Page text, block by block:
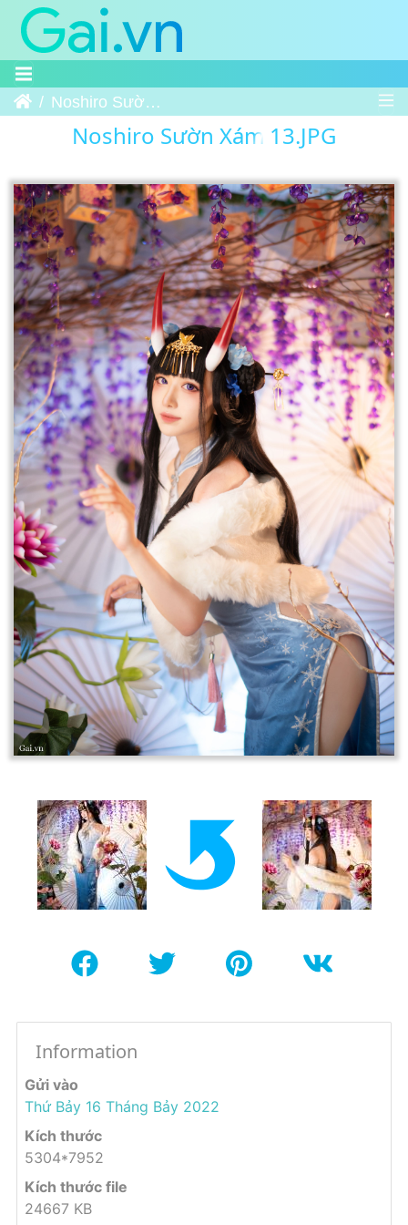
Trang chủNoshiro Sườn Xám 13
Noshiro Sườn Xám 13.JPG
Information
Gửi vào
Thứ Bảy 16 Tháng Bảy 2022
Kích thước
5304*7952
Kích thước file
24667 KB